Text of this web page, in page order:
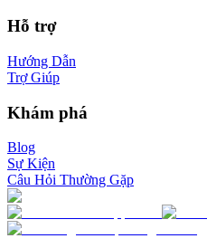
Hỗ trợ
Hướng Dẫn
Trợ Giúp
Khám phá
Blog
Sự Kiện
Câu Hỏi Thường Gặp